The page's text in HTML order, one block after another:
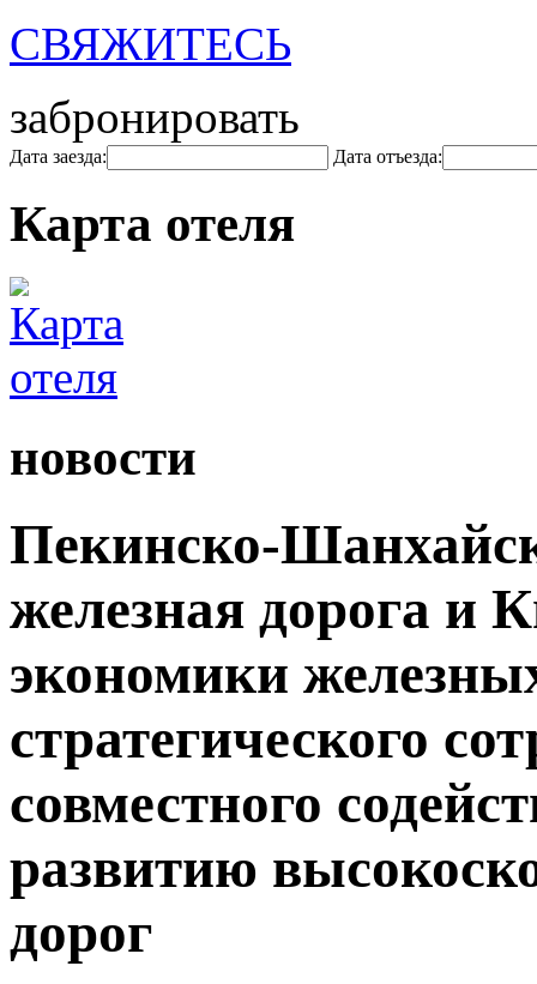
СВЯЖИТЕСЬ
забронировать
Дата заезда: Дата отъезда:
Карта отеля
новости
Пекинско-
железная дорога и
экономики
стратегического
совместного
развитию
дорог